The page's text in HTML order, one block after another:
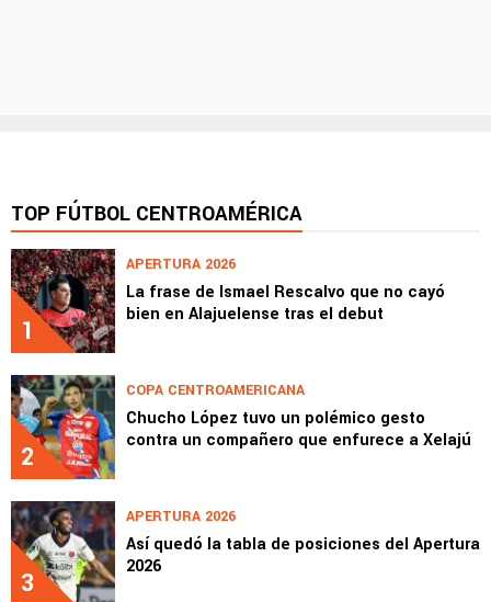
TOP FÚTBOL CENTROAMÉRICA
1
APERTURA 2026
La frase de Ismael Rescalvo que no cayó
bien en Alajuelense tras el debut
2
COPA CENTROAMERICANA
Chucho López tuvo un polémico gesto
contra un compañero que enfurece a Xelajú
3
APERTURA 2026
Así quedó la tabla de posiciones del Apertura
2026